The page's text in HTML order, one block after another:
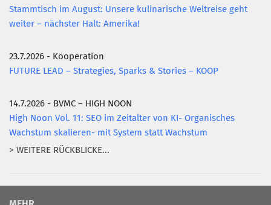
Stammtisch im August: Unsere kulinarische Weltreise geht
weiter – nächster Halt: Amerika!
23.7.2026 - Kooperation
FUTURE LEAD – Strategies, Sparks & Stories – KOOP
14.7.2026 - BVMC – HIGH NOON
High Noon Vol. 11: SEO im Zeitalter von KI- Organisches
Wachstum skalieren- mit System statt Wachstum
> WEITERE RÜCKBLICKE...